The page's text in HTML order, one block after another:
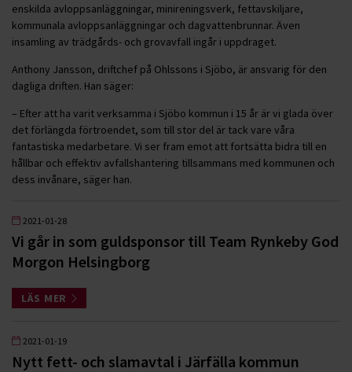
enskilda avloppsanläggningar, minireningsverk, fettavskiljare,
kommunala avloppsanläggningar och dagvattenbrunnar. Även
insamling av trädgårds- och grovavfall ingår i uppdraget.
Anthony Jansson, driftchef på Ohlssons i Sjöbo, är ansvarig för den
dagliga driften. Han säger:
– Efter att ha varit verksamma i Sjöbo kommun i 15 år är vi glada över
det förlängda förtroendet, som till stor del är tack vare våra
fantastiska medarbetare. Vi ser fram emot att fortsätta bidra till en
hållbar och effektiv avfallshantering tillsammans med kommunen och
dess invånare, säger han.
2021-01-28
Vi går in som guldsponsor till Team Rynkeby God
Morgon Helsingborg
LÄS MER
2021-01-19
Nytt fett- och slamavtal i Järfälla kommun